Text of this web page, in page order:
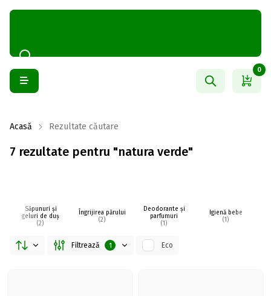
0
Acasă Rezultate căutare
7 rezultate pentru "natura verde"
Săpunuri și
geluri de duș
(2)
Îngrijirea părului
(2)
Deodorante și
parfumuri
(1)
Igienă bebe
(1)
Filtrează 1 Eco